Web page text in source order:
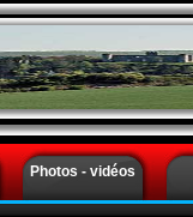
Photos - vidéos